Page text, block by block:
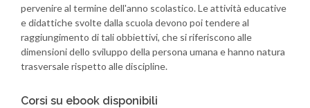
pervenire al termine dell'anno scolastico. Le attività educative
e didattiche svolte dalla scuola devono poi tendere al
raggiungimento di tali obbiettivi, che si riferiscono alle
dimensioni dello sviluppo della persona umana e hanno natura
trasversale rispetto alle discipline.
Corsi su ebook disponibili